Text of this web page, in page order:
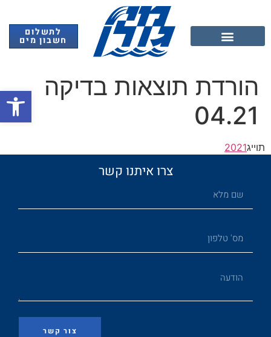
לתשלום
חשבון מים
הורדת תוצאות בדיקה
04.21
תוייג2021
צרו איתנו קשר
צור קשר